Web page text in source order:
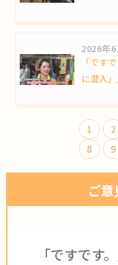
2026年
「です
に潜入」
1 2
8
9
ご
「ですです